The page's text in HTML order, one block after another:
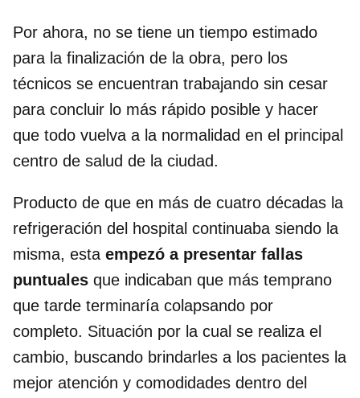
Por ahora, no se tiene un tiempo estimado
para la finalización de la obra, pero los
técnicos se encuentran trabajando sin cesar
para concluir lo más rápido posible y hacer
que todo vuelva a la normalidad en el principal
centro de salud de la ciudad.
Producto de que en más de cuatro décadas la
refrigeración del hospital continuaba siendo la
misma, esta empezó a presentar fallas
puntuales que indicaban que más temprano
que tarde terminaría colapsando por
completo. Situación por la cual se realiza el
cambio, buscando brindarles a los pacientes la
mejor atención y comodidades dentro del